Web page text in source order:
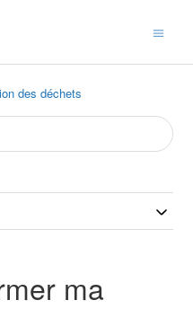
des déchets
ma